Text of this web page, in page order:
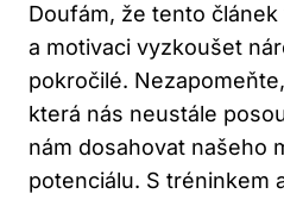
Doufám, že tento
a motivaci vyzkoušet
pokročilé.
která nás neustále
nám dosahovat našeho
potenciálu. S tréninkem